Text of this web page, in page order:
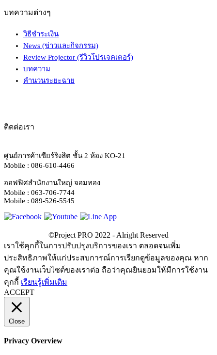
บทความต่างๆ
วิธีชำระเงิน
News (ข่าวและกิจกรรม)
Review Projector (รีวิวโปรเจคเตอร์)
บทความ
คำนวนระยะฉาย
ติดต่อเรา
ศูนย์การค้าเซียร์ริงสิต ชั้น 2 ห้อง KO-21
Mobile : 086-610-4466
ออฟฟิศสำนักงานใหญ่ จอมทอง
Mobile : 063-706-7744
Mobile : 089-526-5545
เราใช้คุกกี้ในการปรับปรุงบริการของเรา ตลอดจนเพิ่ม
ประสิทธิภาพให้แก่ประสบการณ์การเรียกดูข้อมูลของคุณ หาก
คุณใช้งานเว็บไซต์ของเราต่อ ถือว่าคุณยินยอมให้มีการใช้งาน
คุกกี้ เรียนรู้เพิ่มเติม
ACCEPT
Close
Privacy Overview